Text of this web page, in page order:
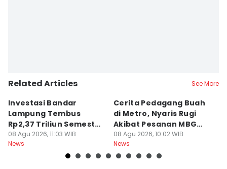
Related Articles See More
Investasi Bandar
Lampung Tembus
Rp2,37 Triliun Semester
I 2026
08 Agu 2026, 11:03 WIB
News
Cerita Pedagang Buah
di Metro, Nyaris Rugi
Akibat Pesanan MBG
Batal
08 Agu 2026, 10:02 WIB
News